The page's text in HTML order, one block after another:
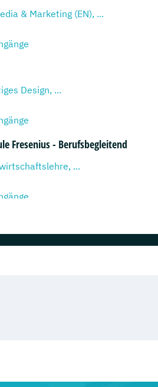
& Marketing (EN), ...
Design, ...
Fresenius - Berufsbegleitend
...